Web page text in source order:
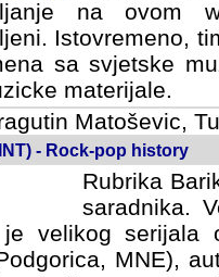
web portalu
tim nacinom
muzicke scene
Matoševic,
- Rock-pop history
Rubrika
saradnika.
je velikog serijala
MNE),